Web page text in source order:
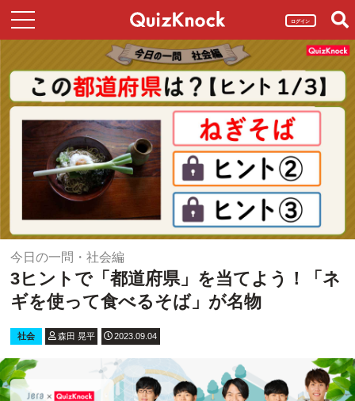
ログイン
今日の一問・社会編
3ヒントで「都道府県」を当てよう！「ネ
ギを使って食べるそば」が名物
社会 森田 晃平 2023.09.04